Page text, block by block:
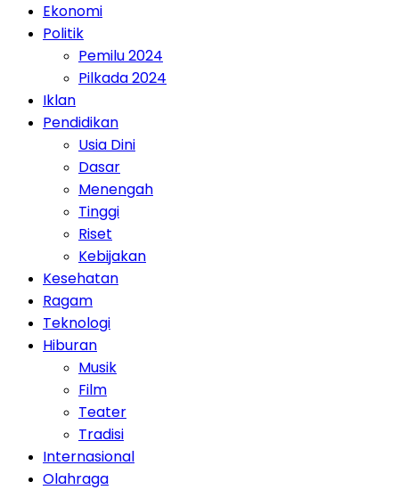
Ekonomi
Politik
Pemilu 2024
Pilkada 2024
Iklan
Pendidikan
Usia Dini
Dasar
Menengah
Tinggi
Riset
Kebijakan
Kesehatan
Ragam
Teknologi
Hiburan
Musik
Film
Teater
Tradisi
Internasional
Olahraga